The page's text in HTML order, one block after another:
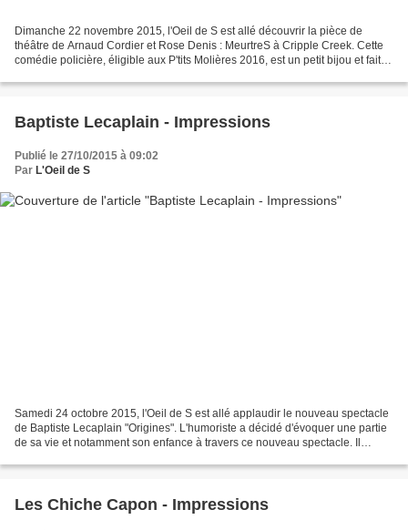
Dimanche 22 novembre 2015, l'Oeil de S est allé découvrir la pièce de
théâtre de Arnaud Cordier et Rose Denis : MeurtreS à Cripple Creek. Cette
comédie policière, éligible aux P'tits Molières 2016, est un petit bijou et fait
Baptiste Lecaplain - Impressions
Publié le 27/10/2015 à 09:02
Par L'Oeil de S
Samedi 24 octobre 2015, l'Oeil de S est allé applaudir le nouveau spectacle
de Baptiste Lecaplain "Origines". L'humoriste a décidé d'évoquer une partie
de sa vie et notamment son enfance à travers ce nouveau spectacle. Il
Les Chiche Capon - Impressions